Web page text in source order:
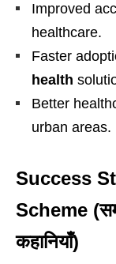
Improved
healthcare.
Faster
health
Better
urban areas.
Success
Scheme
कहानियाँ)